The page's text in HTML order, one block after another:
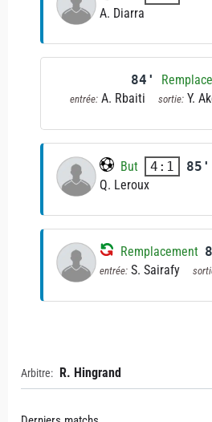
A. Diarra
84'
entrée: A. Rbaiti sortie: Y.
But 4:1
85'
Q. Leroux
Remplacement
entrée: S. Sairafy
Arbitre: R. Hingrand